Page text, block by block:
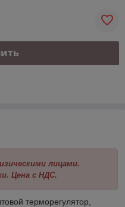
лицами.
Цена с НДС.
терморегулятор,